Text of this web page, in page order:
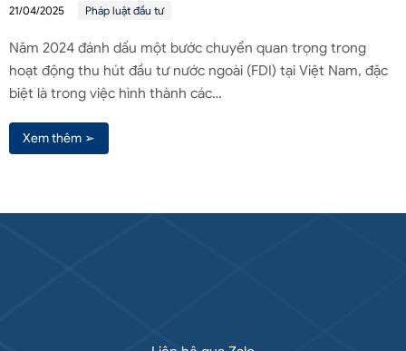
21/04/2025 Pháp luật đầu tư
Năm 2024 đánh dấu một bước chuyển quan trọng trong
hoạt động thu hút đầu tư nước ngoài (FDI) tại Việt Nam, đặc
biệt là trong việc hình thành các…
Xem thêm ➢